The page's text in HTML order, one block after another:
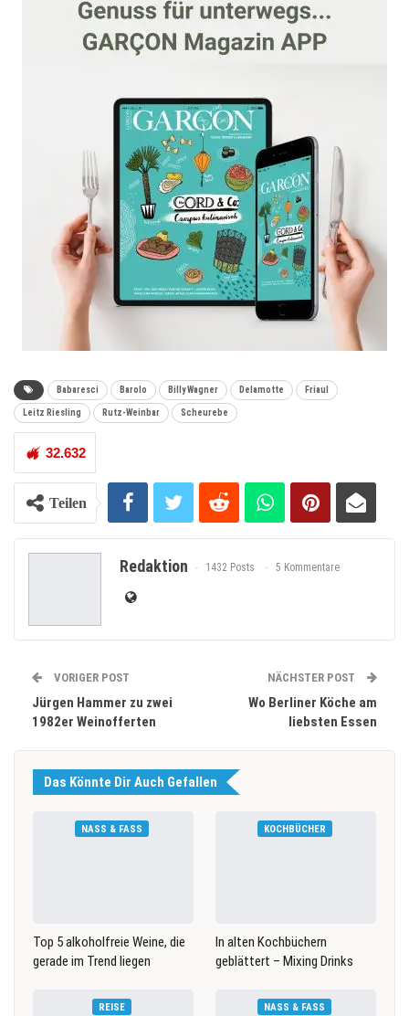
Babaresci Barolo Billy Wagner Delamotte Friaul
Leitz Riesling Rutz-Weinbar Scheurebe
32.632
Teilen
Redaktion 1432 Posts 5 Kommentare
VORIGER POST
Jürgen Hammer zu zwei
1982er Weinofferten
NÄCHSTER POST
Wo Berliner Köche am
liebsten Essen
Das Könnte Dir Auch Gefallen
NASS & FASS
Top 5 alkoholfreie Weine, die
gerade im Trend liegen
KOCHBÜCHER
In alten Kochbüchern
geblättert – Mixing Drinks
REISE NASS & FASS